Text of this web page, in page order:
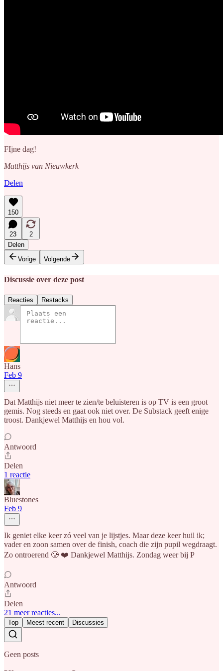
FIjne dag!
Matthijs van Nieuwkerk
Delen
150
23
2
Delen
Vorige
Volgende
Discussie over deze post
Reacties Restacks
Hans
Feb 9
Dat Matthijs niet meer te zien/te beluisteren is op TV is een groot
gemis. Nog steeds en gaat ook niet over. De Substack geeft enige
troost. Dankjewel Matthijs en hou vol.
Antwoord
Delen
1 reactie
Bluestones
Feb 9
Ik geniet elke keer zó veel van je lijstjes. Maar deze keer huil ik;
vader en zoon samen over de finish, coach die zijn pupil wegdraagt.
Zo ontroerend 🥲 ❤️ Dankjewel Matthijs. Zondag weer bij P
Antwoord
Delen
21 meer reacties...
Top Meest recent Discussies
Geen posts